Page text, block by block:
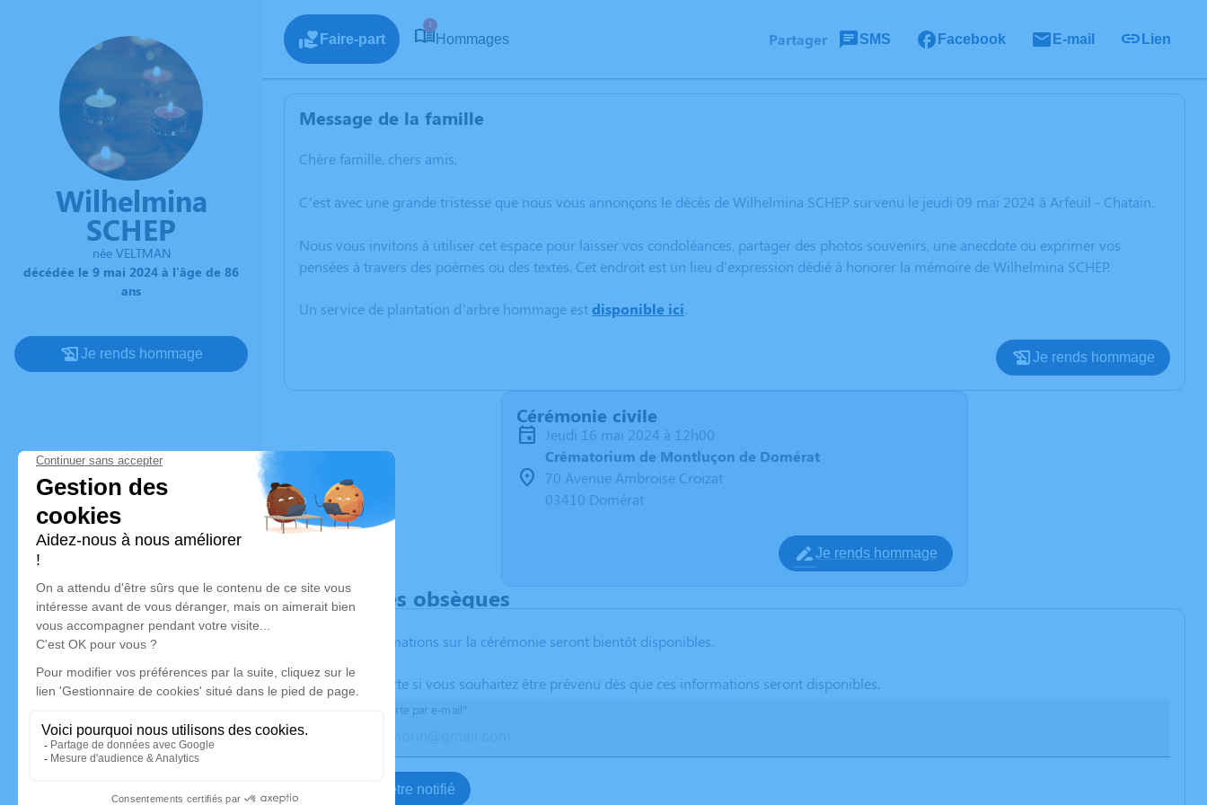
Wilhelmina
SCHEP
née VELTMAN
décédée le 9 mai 2024 à l'âge de 86
ans
Je rends hommage
Faire-part
1
Hommages Partager SMS Facebook E-mail Lien
Message de la famille
Chère famille, chers amis,
C’est avec une grande tristesse que nous vous annonçons le décès de Wilhelmina SCHEP survenu le jeudi 09 mai 2024 à Arfeuil - Chatain.
Nous vous invitons à utiliser cet espace pour laisser vos condoléances, partager des photos souvenirs, une anecdote ou exprimer vos
pensées à travers des poèmes ou des textes. Cet endroit est un lieu d'expression dédié à honorer la mémoire de Wilhelmina SCHEP.
Un service de plantation d’arbre hommage estdisponible ici.
Je rends hommage
Cérémonie civile
jeudi 16 mai 2024 à 12h00
Crématorium de Montluçon de Domérat
70 Avenue Ambroise Croizat
03410 Domérat
Je rends hommage
Déroulé des obsèques
Les informations sur la cérémonie seront bientôt disponibles.
Activez une alerte si vous souhaitez être prévenu dès que ces informations seront disponibles.
Recevoir une alerte par e-mail*
Je veux être notifié